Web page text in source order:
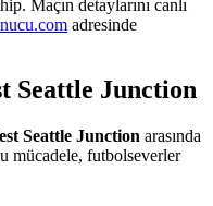
Maçın detaylarını canlı
adresinde
Seattle Junction
Seattle Junction arasında
mücadele, futbolseverler